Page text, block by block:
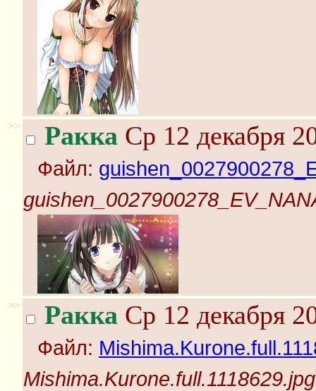
>> Ракка Ср 12 декабря
Файл:
>> Ракка Ср 12 декабря
Файл:
Mishima.Kurone.full.1118629.jpg